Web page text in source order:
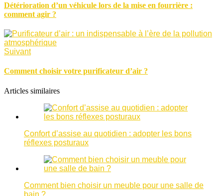
Détérioration d’un véhicule lors de la mise en fourrière :
comment agir ?
Suivant
Comment choisir votre purificateur d’air ?
Articles similaires
Confort d’assise au quotidien : adopter les bons
réflexes posturaux
Comment bien choisir un meuble pour une salle de
bain ?